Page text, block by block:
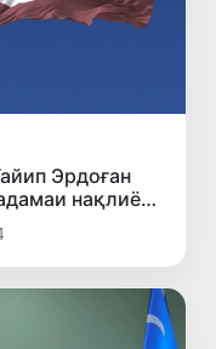
Эрдоған
нақлиётӣ
ҳамдардӣ